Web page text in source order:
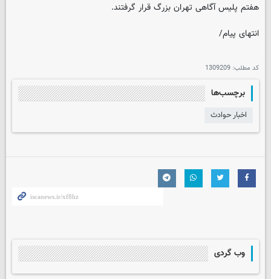
هفتم پلیس آگاهی تهران بزرگ قرار گرفتند.
انتهای پیام/
کد مطلب: 1309209
برچسب‌ها
اخبار حوادث
وب گردی